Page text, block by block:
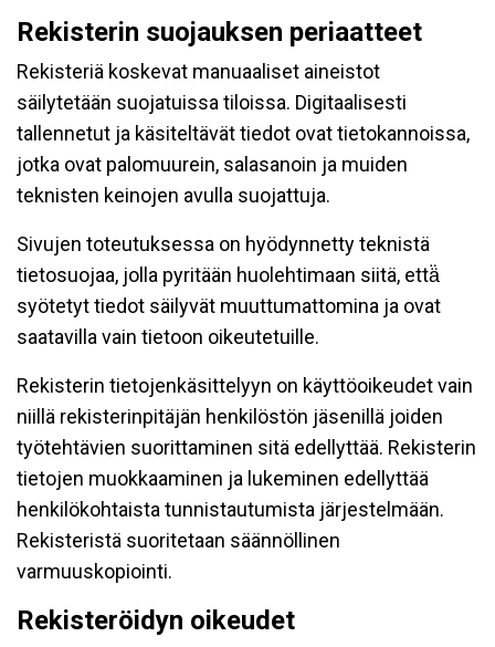
Rekisterin suojauksen periaatteet
Rekisteriä koskevat manuaaliset aineistot
säilytetään suojatuissa tiloissa. Digitaalisesti
tallennetut ja käsiteltävät tiedot ovat tietokannoissa,
jotka ovat palomuurein, salasanoin ja muiden
teknisten keinojen avulla suojattuja.
Sivujen toteutuksessa on hyödynnetty teknistä
tietosuojaa, jolla pyritään huolehtimaan siitä, että̈
syötetyt tiedot säilyvät muuttumattomina ja ovat
saatavilla vain tietoon oikeutetuille.
Rekisterin tietojenkäsittelyyn on käyttöoikeudet vain
niillä rekisterinpitäjän henkilöstön jäsenillä joiden
työtehtävien suorittaminen sitä edellyttää. Rekisterin
tietojen muokkaaminen ja lukeminen edellyttää
henkilökohtaista tunnistautumista järjestelmään.
Rekisteristä suoritetaan säännöllinen
varmuuskopiointi.
Rekisteröidyn oikeudet